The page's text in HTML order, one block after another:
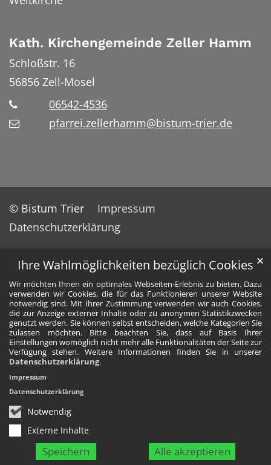
Ihre Wahlmöglichkeiten bezüglich Cookies
Wir möchten Ihnen ein optimales Webseiten-Erlebnis zu bieten. Dazu
verwenden wir Cookies, die für das Funktionieren unserer Website
notwendig sind. Mit Ihrer Zustimmung verwenden wir auch Cookies,
die zur Anzeige externer Inhalte oder zu anonymen Statistikzwecken
genutzt werden. Sie können selbst entscheiden, welche Kategorien Sie
zulassen möchten. Bitte beachten Sie, dass auf Basis Ihrer
Einstellungen womöglich nicht mehr alle Funktionalitäten der Seite zur
Verfügung stehen. Weitere Informationen finden Sie in unserer
Datenschutzerklärung.
Notwendig
Externe Inhalte
Speichern Alle akzeptieren
✕
Impressum
Datenschutzerklärung
Kath. Kirchengemeinde Zeller Hamm
Schloßstr. 16
56856 Zell-Mosel
06542-4536
pfarrei.zellerhamm@bistum-trier.de
© Bistum Trier
Impressum
Datenschutzerklärung